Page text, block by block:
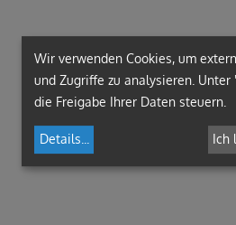
Wir verwenden Cookies, um
und Zugriffe zu analysieren. Unter
die Freigabe Ihrer Daten steuern.
Details Ich